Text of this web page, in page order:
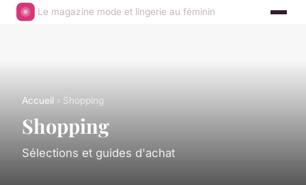
Le magazine mode et lingerie au féminin
Accueil › Shopping
Shopping
Sélections et guides d'achat